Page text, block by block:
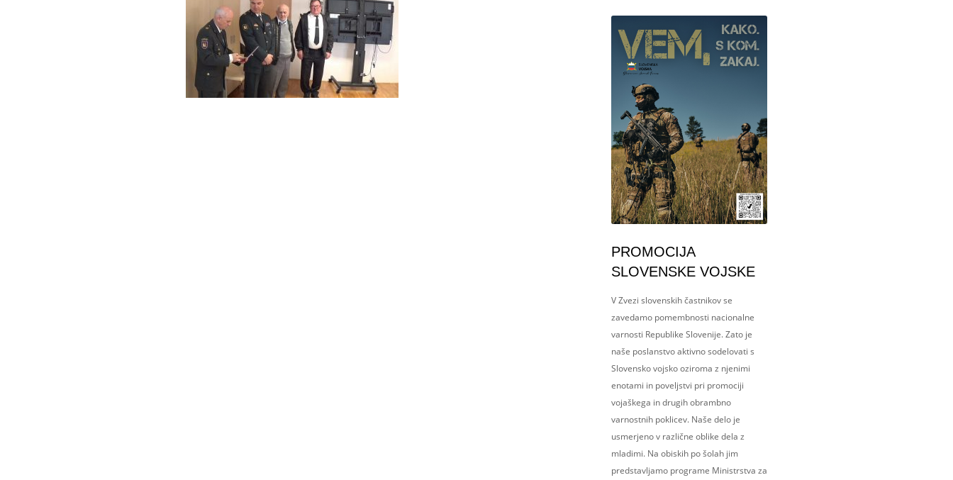
PROMOCIJA
SLOVENSKE VOJSKE
V Zvezi slovenskih častnikov se
zavedamo pomembnosti nacionalne
varnosti Republike Slovenije. Zato je
naše poslanstvo aktivno sodelovati s
Slovensko vojsko oziroma z njenimi
enotami in poveljstvi pri promociji
vojaškega in drugih obrambno
varnostnih poklicev. Naše delo je
usmerjeno v različne oblike dela z
mladimi. Na obiskih po šolah jim
predstavljamo programe Ministrstva za